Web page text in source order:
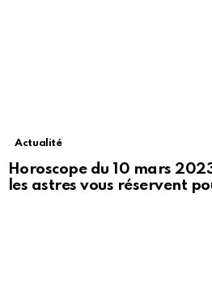
Actualité
Horoscope du 10 mars
les astres vous réservent